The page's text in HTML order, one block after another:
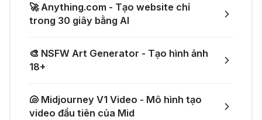
Plus miễn phí
🎁 Nhận miễn phí DeepSeek V4 Pro
và Claude Opus 4.8 trên Merlin AI
🌟 Augment AI Agent - Trợ thủ đắc
ghi âm thành văn bản
🚀 Anything.com - Tạo website chỉ
trong 30 giây bằng AI
🎨 NSFW Art Generator - Tạo hình ảnh
18+
🐚 Midjourney V1 Video - Mô hình tạo
video đầu tiên của Mid